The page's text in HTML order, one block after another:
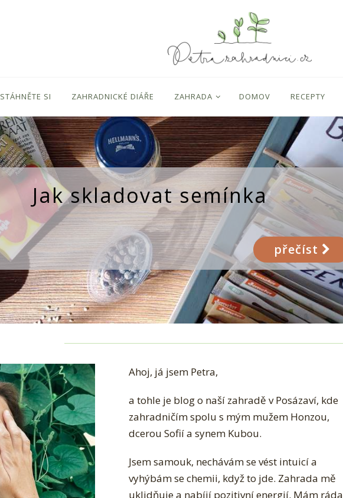
STÁHNĚTE SI ZAHRADNICKÉ DIÁŘE ZAHRADA DOMOV RECEPTY
přečíst
Jak skladovat semínka
Ahoj, já jsem Petra,
a tohle je blog o naší zahradě v Posázaví, kde
zahradničím spolu s mým mužem Honzou,
dcerou Sofií a synem Kubou.
Jsem samouk, nechávám se vést intuicí a
vyhýbám se chemii, když to jde. Zahrada mě
uklidňuje a nabíjí pozitivní energií. Mám ráda